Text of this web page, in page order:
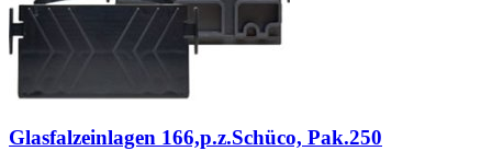
Glasfalzeinlagen 166,p.z.Schüco, Pak.250